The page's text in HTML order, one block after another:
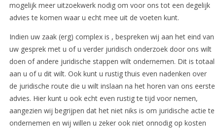
mogelijk meer uitzoekwerk nodig om voor ons tot een degelijk
advies te komen waar u echt mee uit de voeten kunt.
Indien uw zaak (erg) complex is , bespreken wij aan het eind van
uw gesprek met u of u verder juridisch onderzoek door ons wilt
doen of andere juridische stappen wilt ondernemen. Dit is totaal
aan u of u dit wilt. Ook kunt u rustig thuis even nadenken over
de juridische route die u wilt inslaan na het horen van ons eerste
advies. Hier kunt u ook echt even rustig te tijd voor nemen,
aangezien wij begrijpen dat het niet niks is om juridische actie te
ondernemen en wij willen u zeker ook niet onnodig op kosten